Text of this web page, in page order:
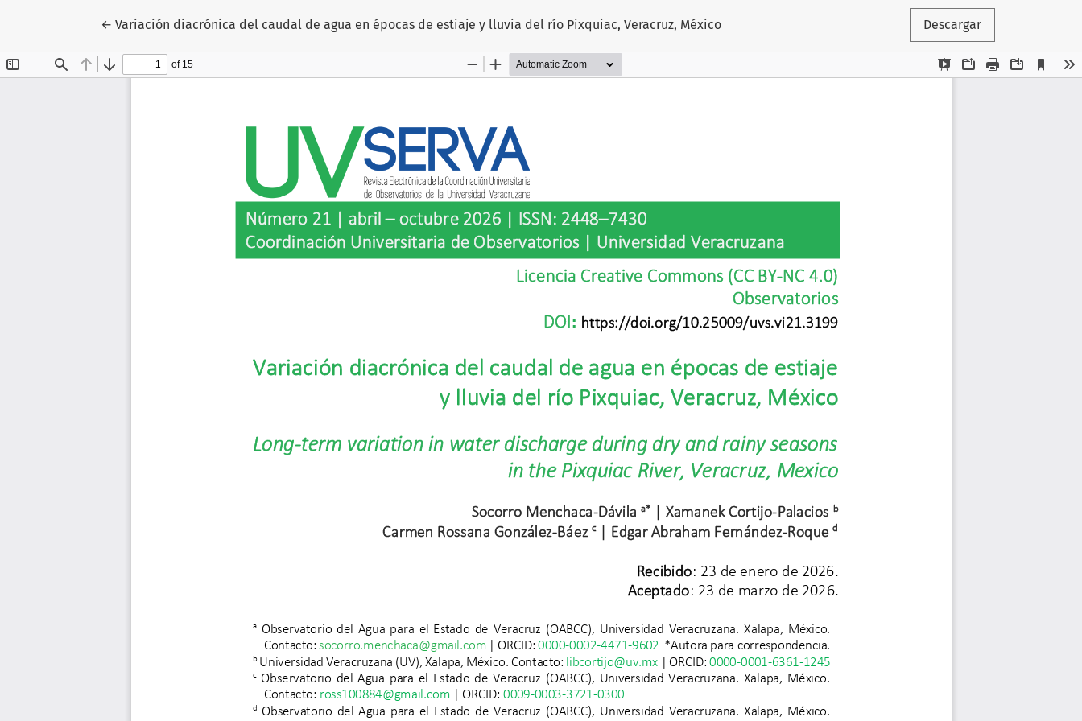
←Volver a los detalles del artículo
Variación diacrónica del caudal de agua en épocas de estiaje y lluvia del río Pixquiac, Veracruz, México Descargar